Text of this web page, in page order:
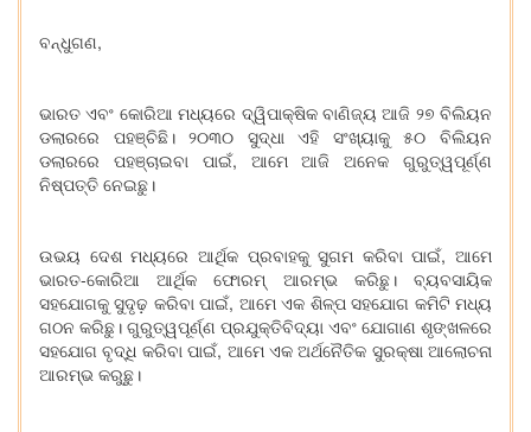
ବନ୍ଧୁଗଣ,
ଭାରତ ଏବଂ କୋରିଆ ମଧ୍ୟରେ ଦ୍ୱିପାକ୍ଷିକ ବାଣିଜ୍ୟ ଆଜି ୨୭ ବିଲିୟନ
ଡଲାରରେ ପହଞ୍ଚିଛି। ୨୦୩୦ ସୁଦ୍ଧା ଏହି ସଂଖ୍ୟାକୁ ୫୦ ବିଲିୟନ
ଡଲାରରେ ପହଞ୍ଚାଇବା ପାଇଁ, ଆମେ ଆଜି ଅନେକ ଗୁରୁତ୍ୱପୂର୍ଣ୍ଣ
ନିଷ୍ପତ୍ତି ନେଇଛୁ।
ଉଭୟ ଦେଶ ମଧ୍ୟରେ ଆର୍ଥିକ ପ୍ରବାହକୁ ସୁଗମ କରିବା ପାଇଁ, ଆମେ
ଭାରତ-କୋରିଆ ଆର୍ଥିକ ଫୋରମ୍ ଆରମ୍ଭ କରିଛୁ। ବ୍ୟବସାୟିକ
ସହଯୋଗକୁ ସୁଦୃଢ଼ କରିବା ପାଇଁ, ଆମେ ଏକ ଶିଳ୍ପ ସହଯୋଗ କମିଟି ମଧ୍ୟ
ଗଠନ କରିଛୁ। ଗୁରୁତ୍ୱପୂର୍ଣ୍ଣ ପ୍ରଯୁକ୍ତିବିଦ୍ୟା ଏବଂ ଯୋଗାଣ ଶୃଙ୍ଖଳରେ
ସହଯୋଗ ବୃଦ୍ଧି କରିବା ପାଇଁ, ଆମେ ଏକ ଅର୍ଥନୈତିକ ସୁରକ୍ଷା ଆଲୋଚନା
ଆରମ୍ଭ କରୁଛୁ।